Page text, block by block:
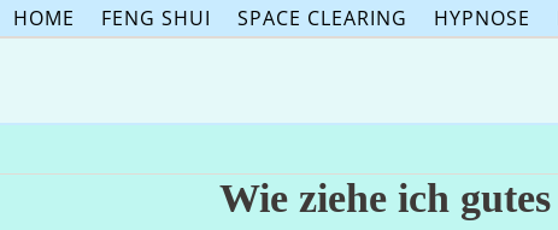
Skip
to
HOME FENG SHUI SPACE CLEARING HYPNOSE
Wie ziehe ich